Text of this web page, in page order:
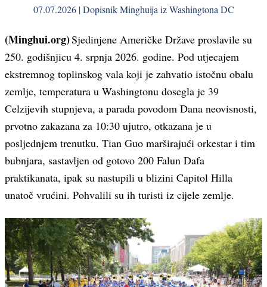
07.07.2026 | Dopisnik Minghuija iz Washingtona DC
(Minghui.org)Sjedinjene Američke Države proslavile su
250. godišnjicu 4. srpnja 2026. godine. Pod utjecajem
ekstremnog toplinskog vala koji je zahvatio istočnu obalu
zemlje, temperatura u Washingtonu dosegla je 39
Celzijevih stupnjeva, a parada povodom Dana neovisnosti,
prvotno zakazana za 10:30 ujutro, otkazana je u
posljednjem trenutku. Tian Guo marširajući orkestar i tim
bubnjara, sastavljen od gotovo 200 Falun Dafa
praktikanata, ipak su nastupili u blizini Capitol Hilla
unatoč vrućini. Pohvalili su ih turisti iz cijele zemlje.